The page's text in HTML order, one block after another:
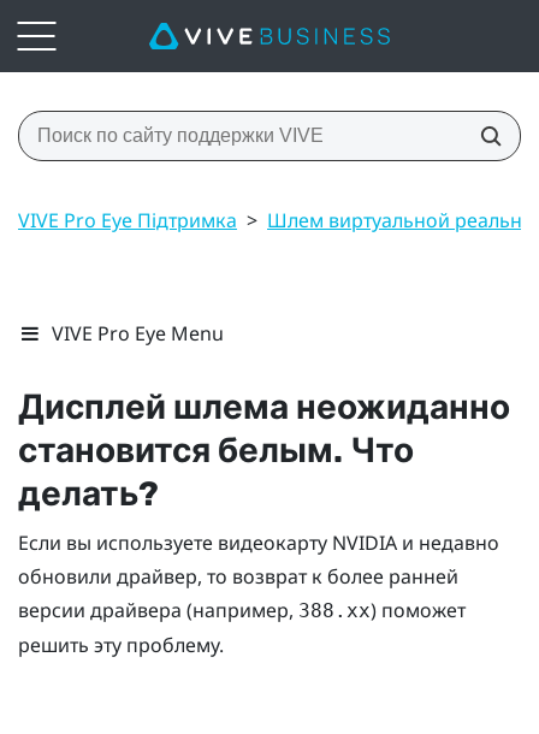
VIVE Pro Eye Підтримка > Шлем виртуальной
VIVE Pro Eye Menu
Дисплей шлема неожиданно
становится белым. Что
делать?
Если вы используете видеокарту NVIDIA и недавно
обновили драйвер, то возврат к более ранней
версии драйвера (например, 388.xx) поможет
решить эту проблему.